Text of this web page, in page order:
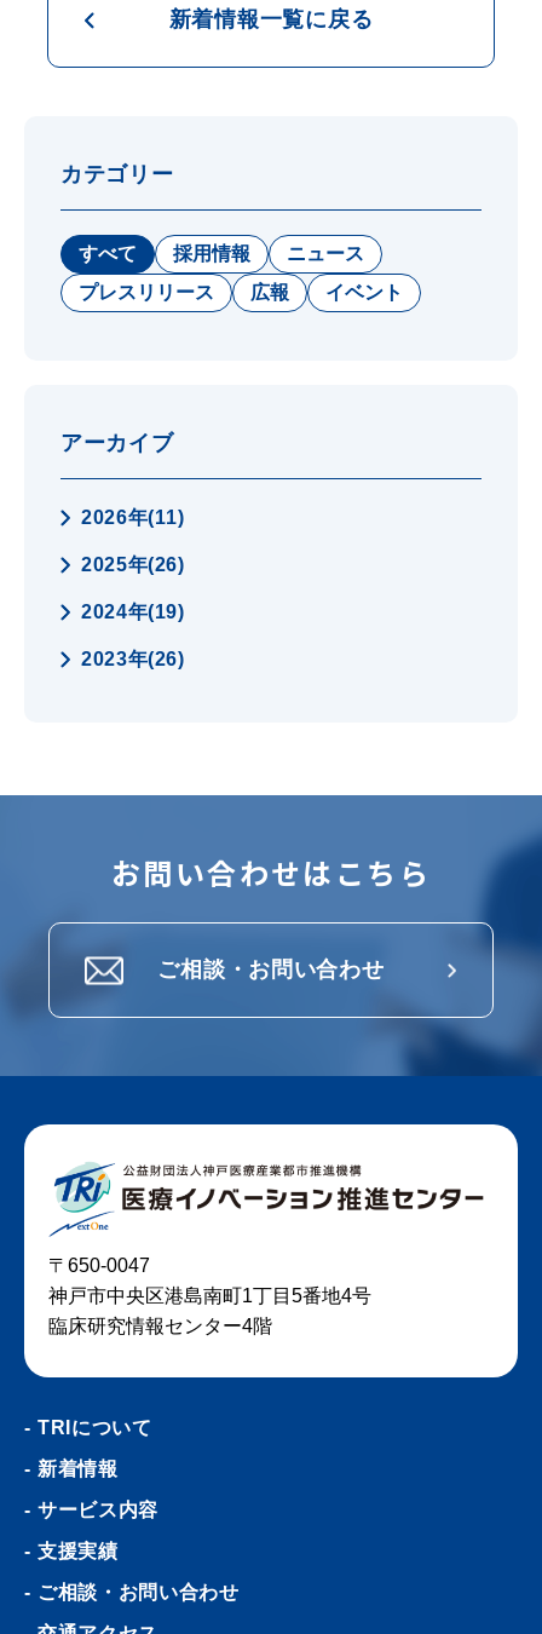
新着情報一覧に戻る
カテゴリー
すべて 採用情報
ニュース
プレスリリース
広報 イベント
アーカイブ
2026年(11)
2025年(26)
2024年(19)
2023年(26)
お問い合わせはこちら
ご相談・お問い合わせ
〒650-0047
神戸市中央区港島南町1丁目5番地4号
臨床研究情報センター4階
TRIについて
新着情報
サービス内容
支援実績
ご相談・お問い合わせ